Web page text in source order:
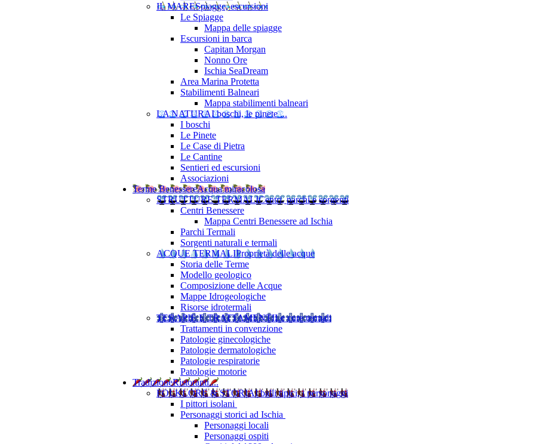
IL MARESpiagge, escursioni
Le Spiagge
Mappa delle spiagge
Escursioni in barca
Capitan Morgan
Nonno Ore
Ischia SeaDream
Area Marina Protetta
Stabilimenti Balneari
Mappa stabilimenti balneari
LA NATURAI boschi, le pinete ...
I boschi
Le Pinete
Le Case di Pietra
Le Cantine
Sentieri ed escursioni
Associazioni
Terme BenessereAcqua miracolosa
STRUTTURE TERMALICentri, parchi e sorgenti
Centri Benessere
Mappa Centri Benessere ad Ischia
Parchi Termali
Sorgenti naturali e termali
ACQUE TERMALIProprietà delle acque
Storia delle Terme
Modello geologico
Composizione delle Acque
Mappe Idrogeologiche
Risorse idrotermali
TERAPIE E TRATTAMENTILe cure termali
Trattamenti in convenzione
Patologie ginecologiche
Patologie dermatologiche
Patologie respiratorie
Patologie motorie
TradizioneRistoranti....
FOLKLORE & STORIAI balli tipici, i personaggi
I pittori isolani
Personaggi storici ad Ischia
Personaggi locali
Personaggi ospiti